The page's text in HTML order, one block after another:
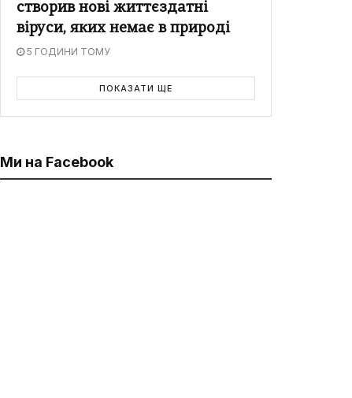
створив нові життєздатні
віруси, яких немає в природі
5 ГОДИНИ ТОМУ
ПОКАЗАТИ ЩЕ
Ми на Facebook